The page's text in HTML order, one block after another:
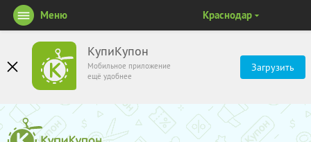
КупиКупон
Мобильное приложение
ещё удобнее
Загрузить
Меню Краснодар